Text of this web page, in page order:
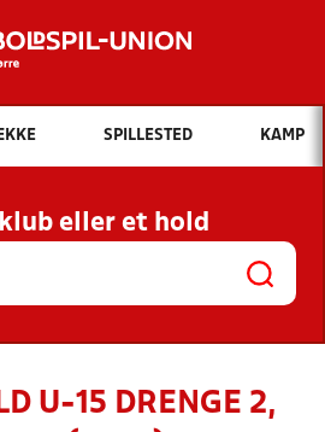
Hvad vil du søge efter?
INDHOLD OG NYHEDER
KLUBBER OG
HOLD
SPILLESTED KAMP
eller et hold
U-15 DRENGE 2,